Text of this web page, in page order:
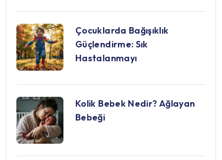
Çocuklarda Bağışıklık
Güçlendirme: Sık
Hastalanmayı
Kolik Bebek Nedir? Ağlayan
Bebeği